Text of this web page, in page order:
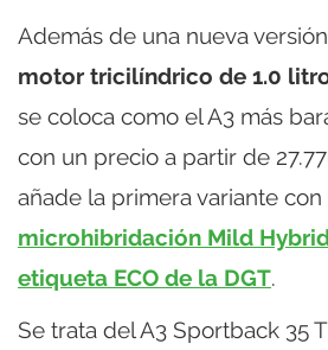
Además de una nueva
motor tricilíndrico de 1.0
se coloca como el A3 más
con un precio a partir de
añade la primera variante
microhibridación Mild
etiqueta ECO de la DGT.
Se trata del A3 Sportback 35